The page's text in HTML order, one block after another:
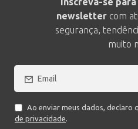
newsletter com
segurança,
muito
Ao enviar meus dados, declaro
de privacidade.